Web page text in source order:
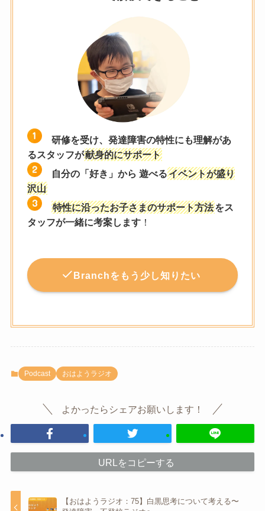
研修を受け、発達障害の特性にも理解があ
るスタッフが献身的にサポート
自分の「好き」から 遊べるイベントが盛り
沢山
特性に沿ったお子さまのサポート方法をス
タッフが一緒に考案します ！
Branchをもう少し知りたい
Podcast おはようラジオ
よかったらシェアお願いします！
URLをコピーする
【おはようラジオ：75】白黒思考について考える〜